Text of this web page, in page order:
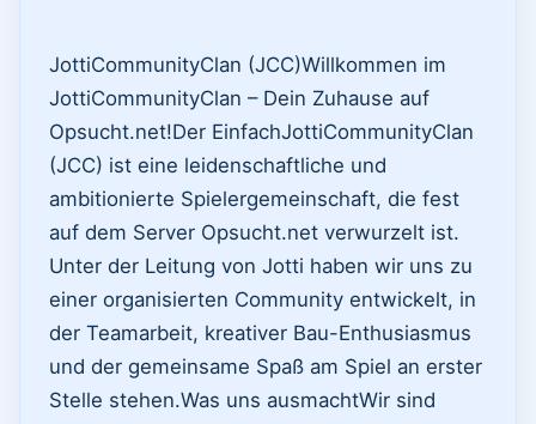
JottiCommunityClan (JCC) ​Willkommen im
JottiCommunityClan – Dein Zuhause auf
Opsucht.net! ​Der EinfachJottiCommunityClan
(JCC) ist eine leidenschaftliche und
ambitionierte Spielergemeinschaft, die fest
auf dem Server Opsucht.net verwurzelt ist.
Unter der Leitung von Jotti haben wir uns zu
einer organisierten Community entwickelt, in
der Teamarbeit, kreativer Bau-Enthusiasmus
und der gemeinsame Spaß am Spiel an erster
Stelle stehen. ​Was uns ausmacht ​Wir sind